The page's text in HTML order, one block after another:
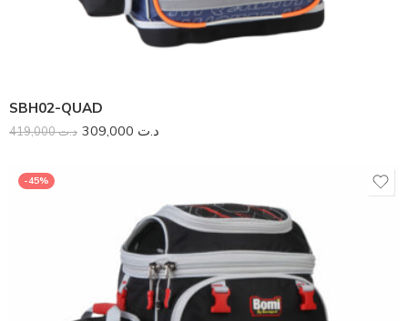
SBH02-QUAD
د.ت419,000 د.ت
-45%